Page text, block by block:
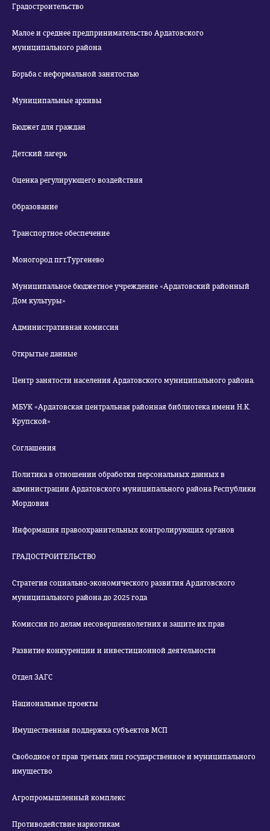
Градостроительство
Малое и среднее предпринимательство Ардатовского
муниципального района
Борьба с неформальной занятостью
Муниципальные архивы
Бюджет для граждан
Детский лагерь
Оценка регулирующего воздействия
Образование
Транспортное обеспечение
Моногород пгт.Тургенево
Муниципальное бюджетное учреждение «Ардатовский районный
Дом культуры»
Административная комиссия
Открытые данные
Центр занятости населения Ардатовского муниципального района.
МБУК «Ардатовская центральная районная библиотека имени Н.К.
Крупской»
Соглашения
Политика в отношении обработки персональных данных в
администрации Ардатовского муниципального района Республики
Мордовия
Информация правоохранительных контролирующих органов
ГРАДОСТРОИТЕЛЬСТВО
Стратегия социально-экономического развития Ардатовского
муниципального района до 2025 года
Комиссия по делам несовершеннолетних и защите их прав
Развитие конкуренции и инвестиционной деятельности
Отдел ЗАГС
Национальные проекты
Имущественная поддержка субъектов МСП
Свободное от прав третьих лиц государственное и муниципального
имущество
Агропромышленный комплекс
Противодействие наркотикам